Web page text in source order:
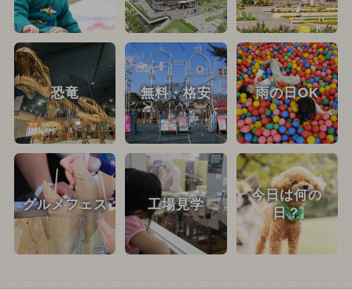
恐竜 無料・格安 雨の日OK
グルメフェス 工場見学
今日は何の
日？